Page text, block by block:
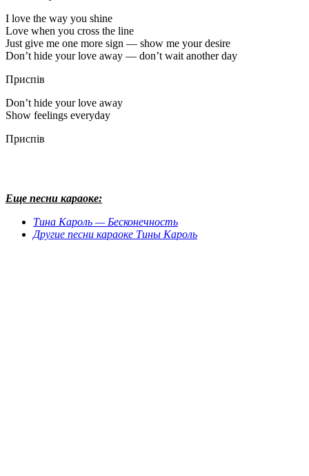
I love the way you shine
Love when you cross the line
Just give me one more sign — show me your desire
Don’t hide your love away — don’t wait another day
Приспів
Don’t hide your love away
Show feelings everyday
Приспів
Еще песни караоке:
Тина Кароль — Бесконечность
Другие песни караоке Тины Кароль